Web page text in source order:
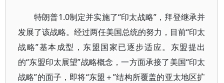
特朗普1.0制定并实施了“印太战略”，拜登继承并
发展了该战略。经过两任美国总统的努力，目前“印太
战略”基本成型，东盟国家已逐步适应。东盟提出
的“东盟印太展望”战略概念，一方面承接了美国“印太
战略”的面子，即将“东盟＋”结构所覆盖的亚太地区扩